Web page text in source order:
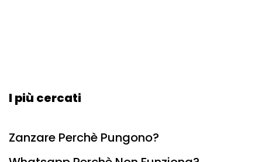
I più cercati
Zanzare Perchè Pungono?